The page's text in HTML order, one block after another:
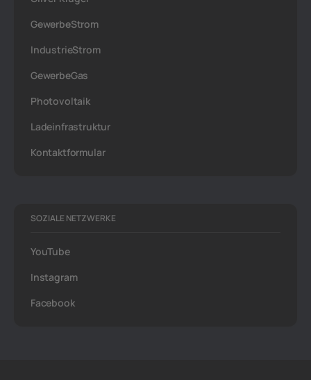
GewerbeStrom
IndustrieStrom
GewerbeGas
Photovoltaik
Ladeinfrastruktur
Kontaktformular
SOZIALE NETZWERKE
YouTube
Instagram
Facebook